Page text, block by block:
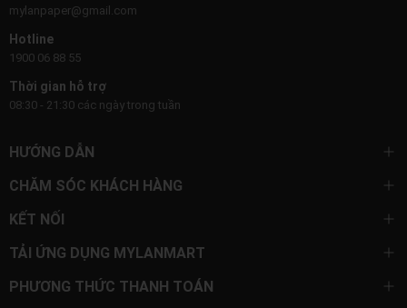
mylanpaper@gmail.com
Hotline
1900 06 88 55
Thời gian hỗ trợ
08:30 - 21:30 các ngày trong tuần
HƯỚNG DẪN
CHĂM SÓC KHÁCH HÀNG
KẾT NỐI
TẢI ỨNG DỤNG MYLANMART
PHƯƠNG THỨC THANH TOÁN